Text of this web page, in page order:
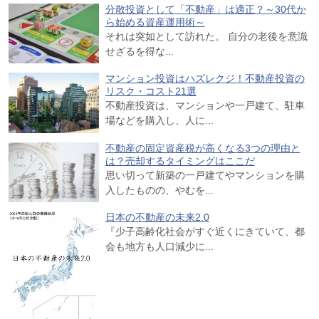
分散投資として「不動産」は適正？～30代か
ら始める資産運用術～
それは突如として訪れた。 自分の老後を意識
せざるを得な...
マンション投資はハズレクジ！不動産投資の
リスク・コスト21選
不動産投資は、マンションや一戸建て、駐車
場などを購入し、人に...
不動産の固定資産税が高くなる3つの理由と
は？売却するタイミングはここだ
思い切って新築の一戸建てやマンションを購
入したものの、やむを...
日本の不動産の未来2.0
『少子高齢化社会がすぐ近くにきていて、都
会も地方も人口減少に...